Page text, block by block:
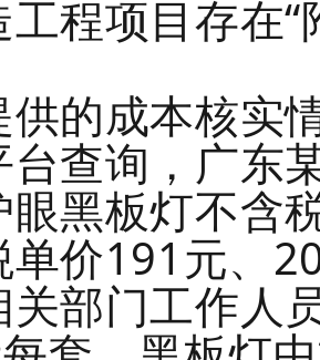
程项目存在
供的成本核实
台查询，广东
眼黑板灯不含
单价191元、
关部门工作人